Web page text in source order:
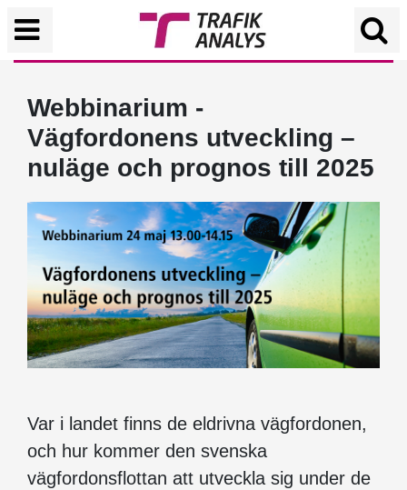
Webbinarium -
Vägfordonens utveckling –
nuläge och prognos till 2025
Var i landet finns de eldrivna vägfordonen,
och hur kommer den svenska
vägfordonsflottan att utveckla sig under de